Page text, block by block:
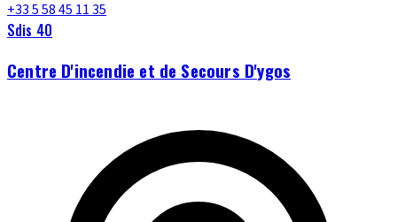
+33 5 58 45 11 35
Sdis 40
Centre D'incendie et de Secours D'ygos